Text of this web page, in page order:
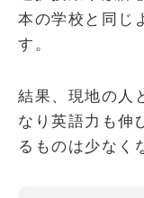
本の学校と同じ
す。
結果、現地の人
なり英語力も伸
るものは少なく